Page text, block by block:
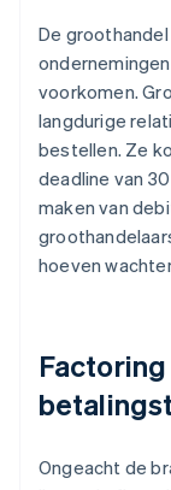
De
voorkomen.
langdurige
bestellen. Ze
deadline van
maken van
hoeven
Ongeacht de